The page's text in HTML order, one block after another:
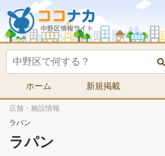
ホーム 新規掲載
店舗・施設情報
ラパン
ラパン